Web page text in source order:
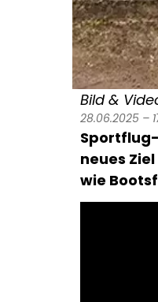
Bild &
28.06.2025 –
neues
wie